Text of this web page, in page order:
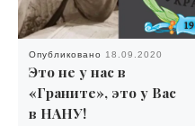
Опубликовано 18.09.2020
Это не у нас в
«Граните», это у Вас
в НАНУ!